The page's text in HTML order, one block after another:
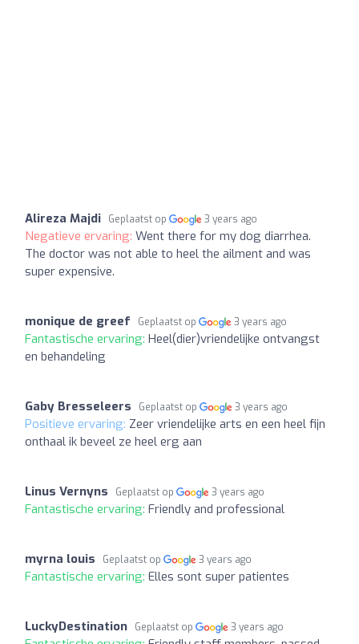
Alireza Majdi Geplaatst op 3 years ago
Negatieve ervaring: Went there for my dog diarrhea.
The doctor was not able to heel the ailment and was
super expensive.
monique de greef Geplaatst op 3 years ago
Fantastische ervaring: Heel(dier)vriendelijke ontvangst
en behandeling
Gaby Bresseleers Geplaatst op 3 years ago
Positieve ervaring: Zeer vriendelijke arts en een heel fijn
onthaal ik beveel ze heel erg aan
Linus Vernyns Geplaatst op 3 years ago
Fantastische ervaring: Friendly and professional
myrna louis Geplaatst op 3 years ago
Fantastische ervaring: Elles sont super patientes
LuckyDestination Geplaatst op 3 years ago